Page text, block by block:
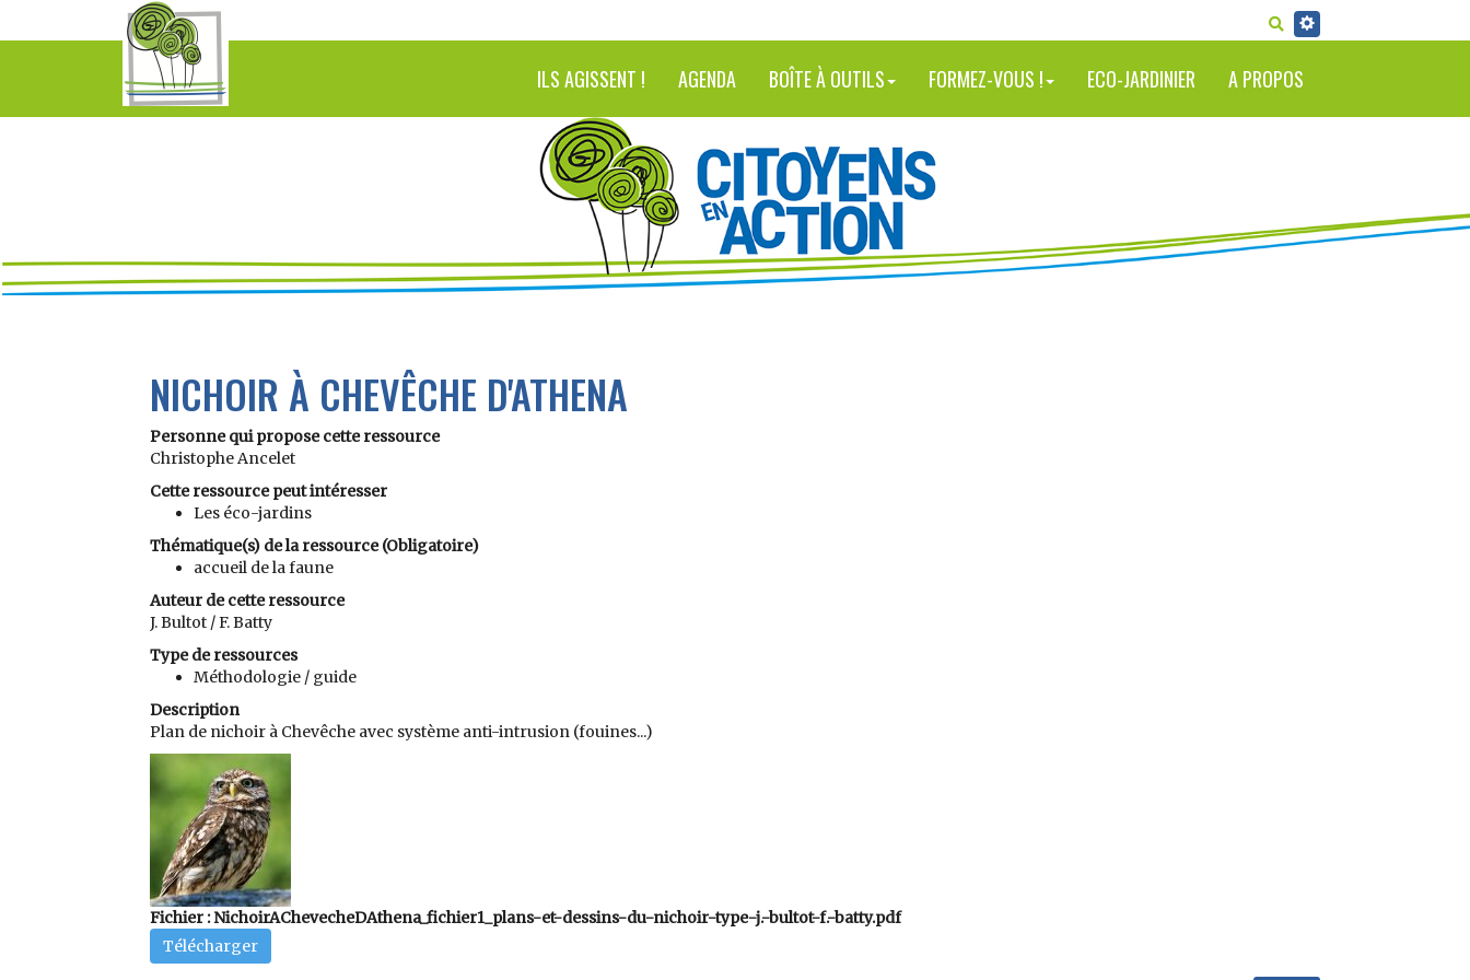
RECHERCHER
ILS AGISSENT ! AGENDA BOÎTE À OUTILS FORMEZ-VOUS ! ECO-JARDINIER A PROPOS
NICHOIR À CHEVÊCHE D'ATHENA
Personne qui propose cette ressource
Christophe Ancelet
Cette ressource peut intéresser
Les éco-jardins
Thématique(s) de la ressource (Obligatoire)
accueil de la faune
Auteur de cette ressource
J. Bultot / F. Batty
Type de ressources
Méthodologie / guide
Description
Plan de nichoir à Chevêche avec système anti-intrusion (fouines...)
Fichier : NichoirAChevecheDAthena_fichier1_plans-et-dessins-du-nichoir-type-j.-bultot-f.-batty.pdf
Télécharger